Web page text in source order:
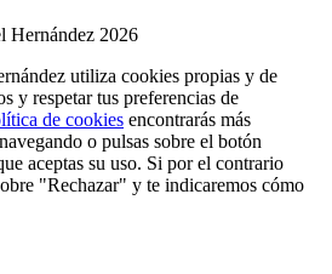
2026
utiliza cookies propias y de
y respetar tus preferencias de
de cookies encontrarás más
o pulsas sobre el botón
aceptas su uso. Si por el contrario
"Rechazar" y te indicaremos cómo